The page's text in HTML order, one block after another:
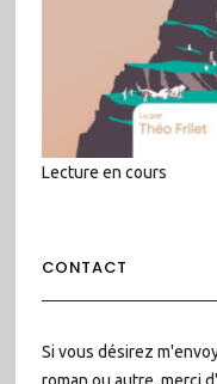
Lecture en cours
CONTACT
Si vous désirez